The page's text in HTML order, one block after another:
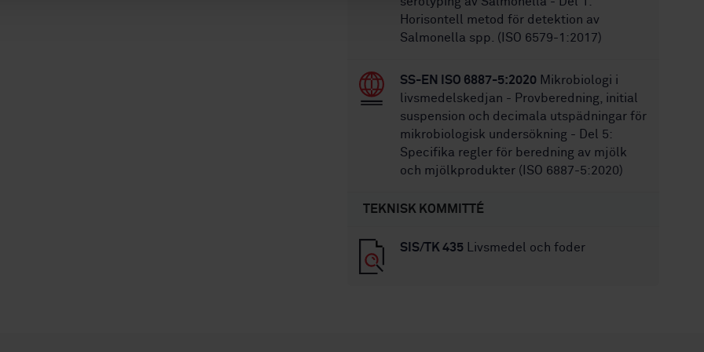
Horisontell metod för detektion av
Salmonella spp. (ISO 6579-1:2017)
SS-EN ISO 6887-5:2020 Mikrobiologi i
livsmedelskedjan - Provberedning, initial
suspension och decimala utspädningar för
mikrobiologisk undersökning - Del 5:
Specifika regler för beredning av mjölk
och mjölkprodukter (ISO 6887-5:2020)
TEKNISK KOMMITTÉ
SIS/TK 435 Livsmedel och foder